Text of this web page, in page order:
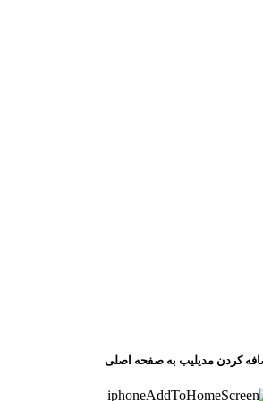
کردن مدیلیب به صفحه اصلی